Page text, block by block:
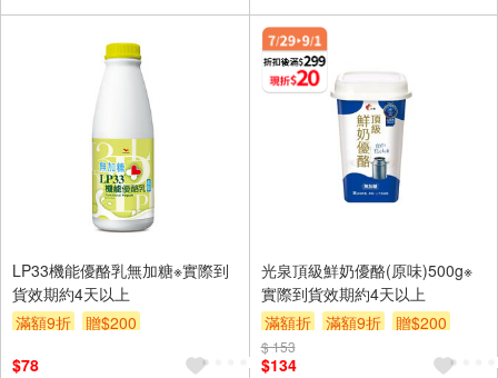
LP33機能優酪乳無加糖※實際到
貨效期約4天以上
滿額9折
贈$200
$78
光泉頂級鮮奶優酪(原味)500g※
實際到貨效期約4天以上
滿額折
滿額9折 贈$200
$ 153
$134